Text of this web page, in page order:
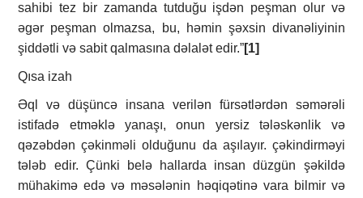
sahibi tez bir zamanda tutduğu işdən peşman olur və
əgər peşman olmazsa, bu, həmin şəxsin divanəliyinin
şiddətli və sabit qalmasına dəlalət edir.”[1]
Qısa izah
Əql və düşüncə insana verilən fürsətlərdən səmərəli
istifadə etməklə yanaşı, onun yersiz tələskənlik və
qəzəbdən çəkinməli olduğunu da aşılayır. çəkindirməyi
tələb edir. Çünki belə hallarda insan düzgün şəkildə
mühakimə edə və məsələnin həqiqətinə vara bilmir və